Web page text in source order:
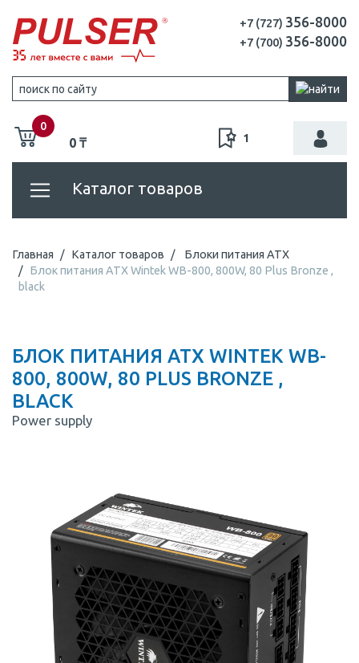
+7 (727) 356-8000
+7 (700) 356-8000
0
0 ₸ 1
Каталог товаров
Главная Каталог товаров
Блоки питания ATX
Блок питания ATX Wintek WB-800, 800W, 80 Plus Bronze ,
black
БЛОК ПИТАНИЯ ATX WINTEK WB-
800, 800W, 80 PLUS BRONZE ,
BLACK
Power supply